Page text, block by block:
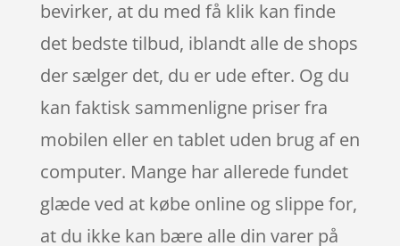
bevirker, at du med få klik kan finde
det bedste tilbud, iblandt alle de shops
der sælger det, du er ude efter. Og du
kan faktisk sammenligne priser fra
mobilen eller en tablet uden brug af en
computer. Mange har allerede fundet
glæde ved at købe online og slippe for,
at du ikke kan bære alle din varer på